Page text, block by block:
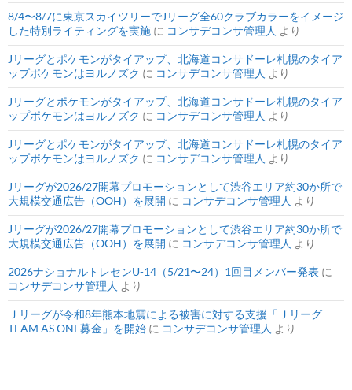
8/4〜8/7に東京スカイツリーでJリーグ全60クラブカラーをイメージ
した特別ライティングを実施 に コンサデコンサ管理人 より
Jリーグとポケモンがタイアップ、北海道コンサドーレ札幌のタイア
ップポケモンはヨルノズク に コンサデコンサ管理人 より
Jリーグとポケモンがタイアップ、北海道コンサドーレ札幌のタイア
ップポケモンはヨルノズク に コンサデコンサ管理人 より
Jリーグとポケモンがタイアップ、北海道コンサドーレ札幌のタイア
ップポケモンはヨルノズク に コンサデコンサ管理人 より
Jリーグが2026/27開幕プロモーションとして渋谷エリア約30か所で
大規模交通広告（OOH）を展開 に コンサデコンサ管理人 より
Jリーグが2026/27開幕プロモーションとして渋谷エリア約30か所で
大規模交通広告（OOH）を展開 に コンサデコンサ管理人 より
2026ナショナルトレセンU-14（5/21〜24）1回目メンバー発表 に
コンサデコンサ管理人 より
Ｊリーグが令和8年熊本地震による被害に対する支援「Ｊリーグ
TEAM AS ONE募金」を開始 に コンサデコンサ管理人 より